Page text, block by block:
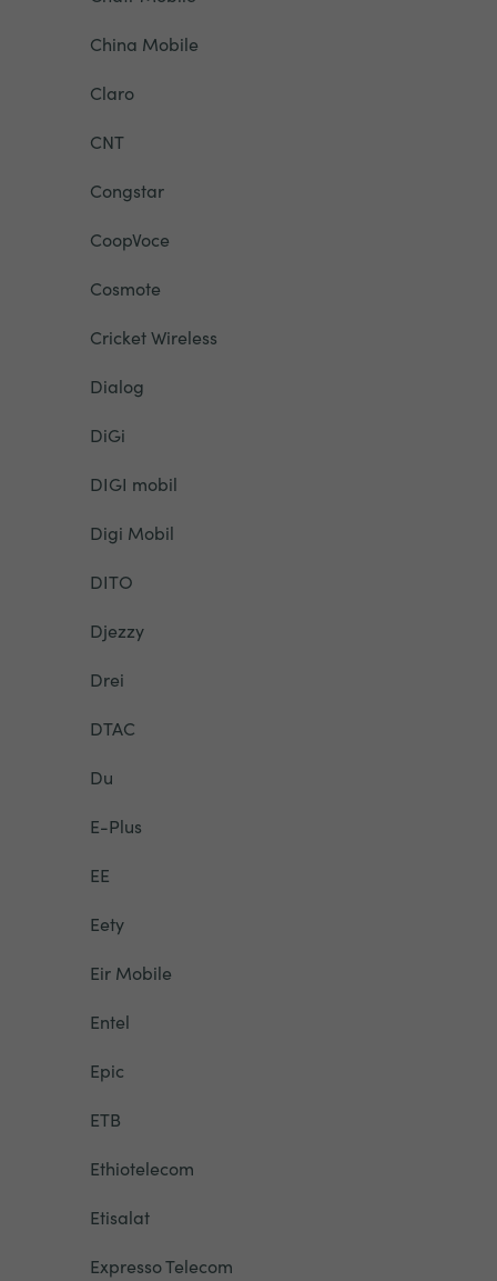
China Mobile
Claro
CNT
Congstar
CoopVoce
Cosmote
Cricket Wireless
Dialog
DiGi
DIGI mobil
Digi Mobil
DITO
Djezzy
Drei
DTAC
Du
E-Plus
EE
Eety
Eir Mobile
Entel
Epic
ETB
Ethiotelecom
Etisalat
Expresso Telecom